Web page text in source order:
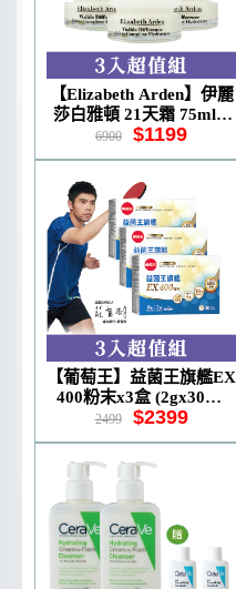
【Elizabeth Arden】伊麗
莎白雅頓 21天霜 75ml 3
入
6900 $1199
【葡萄王】益菌王旗艦EX
400粉末x3盒 (2gx30包/
盒)
2499 $2399